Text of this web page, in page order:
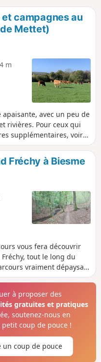
campagnes au
Mettet)
m
avec un peu de
rivières. Pour ceux qui
supplémentaires, voir
coin (n°6600390).
Fréchy à Biesme
vous fera découvrir
tout le long du
vraiment dépaysant
une autre distance
plus bas
à proposer des
gratuites et pratiques
soutenez-nous en
coup de pouce !
un coup de pouce